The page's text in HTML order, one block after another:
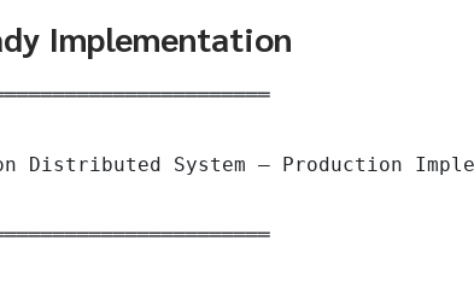
Implementation
Distributed System — Production